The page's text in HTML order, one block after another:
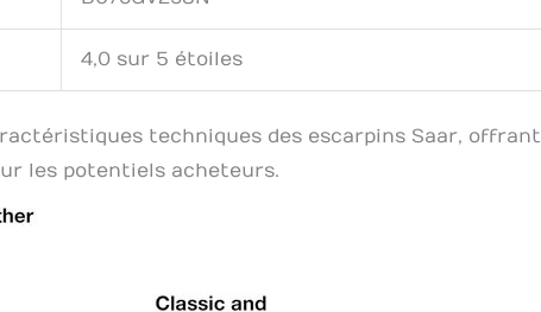
4,0 sur 5 étoiles
techniques des escarpins Saar, offrant
les potentiels acheteurs.